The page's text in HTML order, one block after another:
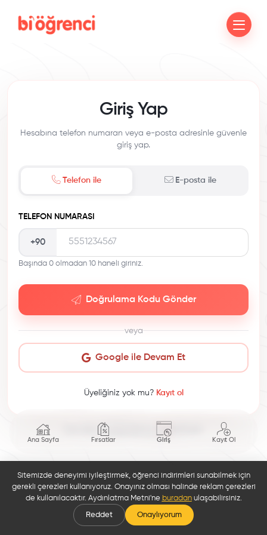
Ana Sayfa Fırsatlar Giriş Kayıt Ol
Giriş Yap
Hesabına telefon numaran veya e-posta adresinle güvenle
giriş yap.
Telefon ile E-posta ile
TELEFON NUMARASI
+90
Başında 0 olmadan 10 haneli giriniz.
Doğrulama Kodu Gönder
veya
Google ile Devam Et
Üyeliğiniz yok mu? Kayıt ol
This site is protected by reCAPTCHA.
Sitemizde deneyimi iyileştirmek, öğrenci indirimleri sunabilmek için
gerekli çerezleri kullanıyoruz. Onayınız olması halinde reklam çerezleri
de kullanılacaktır. Aydınlatma Metni'ne buradanulaşabilirsiniz.
Reddet Onaylıyorum